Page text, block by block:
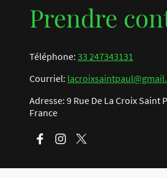
Prendre
Téléphone: 33 247343131
Courriel:
Adresse: 9 Rue De La Croix Saint
France